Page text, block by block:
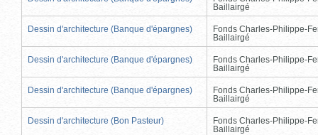
Baillairgé
Dessin d'architecture (Banque d'épargnes)
Fonds Charles-Philippe-
Baillairgé
Dessin d'architecture (Banque d'épargnes)
Fonds Charles-Philippe-
Baillairgé
Dessin d'architecture (Banque d'épargnes)
Fonds Charles-Philippe-
Baillairgé
Dessin d'architecture (Bon Pasteur)
Fonds Charles-Philippe-
Baillairgé